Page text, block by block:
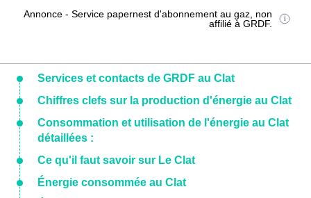
Annonce - Service papernest d'abonnement au gaz, non
affilié à GRDF.
Services et contacts de GRDF au Clat
Chiffres clefs sur la production d'énergie au Clat
Consommation et utilisation de l'énergie au Clat
détaillées :
Ce qu'il faut savoir sur Le Clat
Énergie consommée au Clat